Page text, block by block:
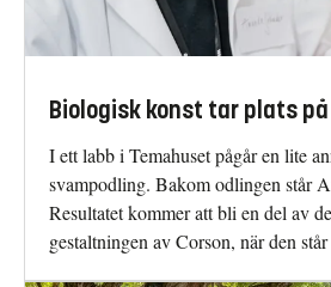
Biologisk konst tar plats på
I ett labb i Temahuset pågår en lite
svampodling. Bakom odlingen står
Resultatet kommer att bli en del av
gestaltningen av Corson, när den